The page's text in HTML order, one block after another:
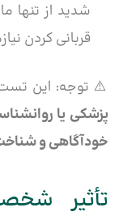
شدید از تنها
قربانی کردن
⚠️ توجه: این
پزشکی یا
خودآگاهی و
تأثیر